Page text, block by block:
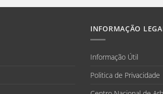
INFORMAÇÃO
Informação Útil
Politica de Privacidade